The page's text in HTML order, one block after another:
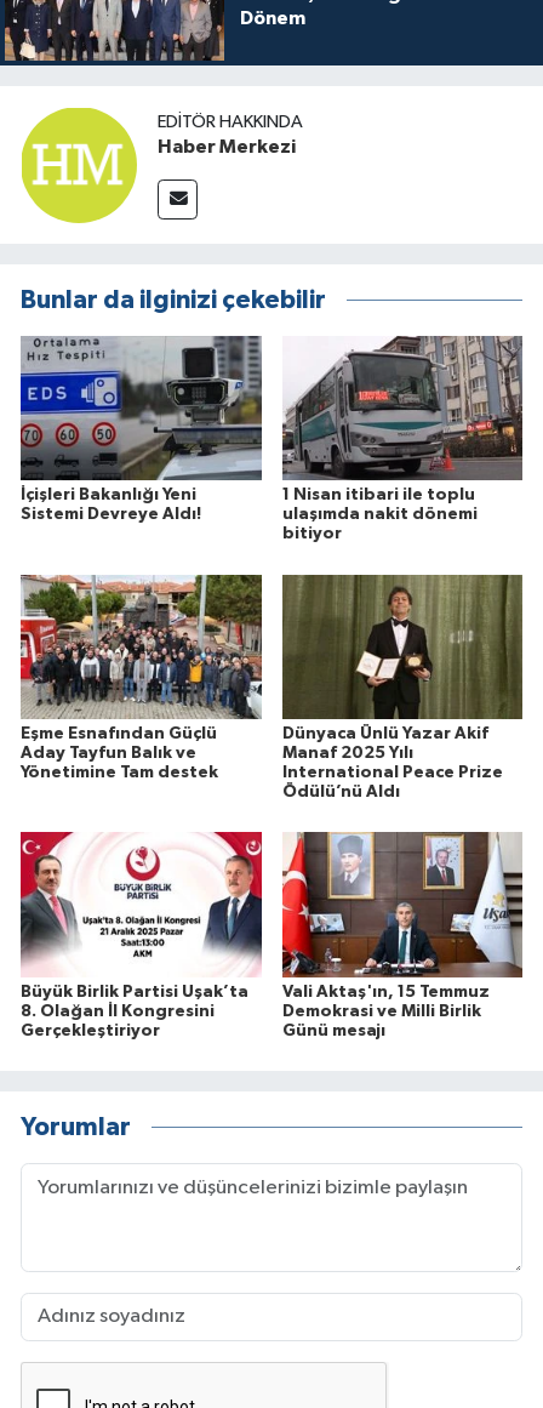
Dönem
EDITÖR HAKKINDA
Haber Merkezi
Bunlar da ilginizi çekebilir
İçişleri Bakanlığı Yeni
Sistemi Devreye Aldı!
1 Nisan itibari ile toplu
ulaşımda nakit dönemi
bitiyor
Eşme Esnafından Güçlü
Aday Tayfun Balık ve
Yönetimine Tam destek
Dünyaca Ünlü Yazar Akif
Manaf 2025 Yılı
International Peace Prize
Ödülü’nü Aldı
Büyük Birlik Partisi Uşak’ta
8. Olağan İl Kongresini
Gerçekleştiriyor
Vali Aktaş'ın, 15 Temmuz
Demokrasi ve Milli Birlik
Günü mesajı
Yorumlar